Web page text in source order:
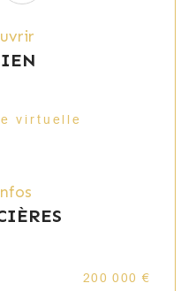
virtuelle
200 000 €